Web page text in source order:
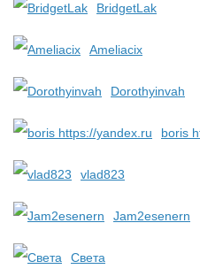
BridgetLak
Ameliacix
Dorothyinvah
boris
vlad823
Jam2esenern
Света